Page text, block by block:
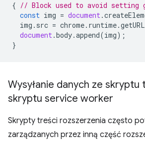
{ // Block used to avoid setting
const img = document.
img . src = chrome. runtime.getURL
document.body.append(img);
}
Wysyłanie danych ze skryptu
skryptu service worker
Skrypty treści rozszerzenia często
zarządzanych przez inną część